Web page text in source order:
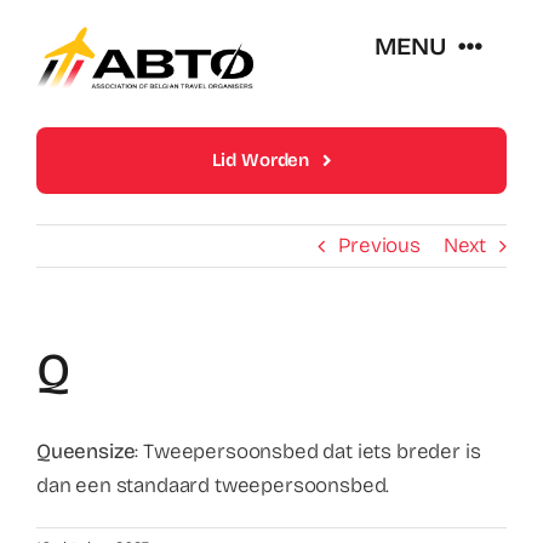
content
MENU
Over Abto
Op Reis Zonder Zorgen
Trends En Evoluties Van De Reissector
Nieuws
Lid Worden
Previous Next
Q
Queensize: Tweepersoonsbed dat iets breder is
dan een standaard tweepersoonsbed.